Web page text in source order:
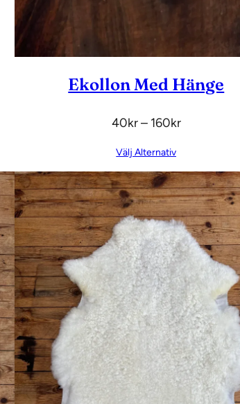
Ekollon Med Hänge
40Kr– 160KrPrisintervall:
160kr
Välj Alternativ